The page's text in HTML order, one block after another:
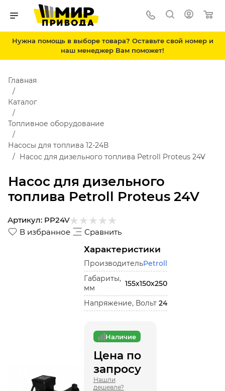
Нужна помощь в выборе товара? Оставьте свой номер и
наш менеджер Вам поможет!
Насос для дизельного
топлива Petroll Proteus 24V
Главная
Каталог
Топливное оборудование
Насосы для топлива 12-24В
Насос для дизельного топлива Petroll Proteus 24V
В избранное Сравнить
Артикул: PP24V
Характеристики
ПроизводительPetroll
Габариты,
мм
155х150х250
Напряжение, Вольт 24
Наличие
Цена по
запросу
Нашли
дешевле?